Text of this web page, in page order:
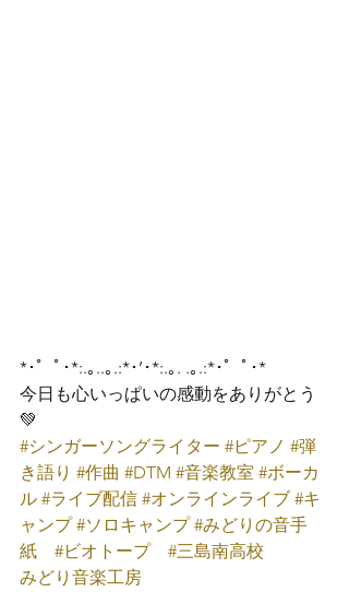
*･゜ﾟ･*:.｡..｡.:*･’･*:.｡. .｡.:*･゜ﾟ･*
今日も心いっぱいの感動をありがとう
💚
#シンガーソングライター #ピアノ #弾
き語り #作曲 #DTM #音楽教室 #ボーカ
ル #ライブ配信 #オンラインライブ #キ
ャンプ #ソロキャンプ #みどりの音手
紙
#ビオトープ
#三島南高校
みどり音楽工房